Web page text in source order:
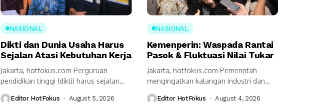
NASIONAL
Dikti dan Dunia Usaha Harus
Sejalan Atasi Kebutuhan Kerja
Jakarta, hotfokus.com Perguruan
pendidikan tinggi (dikti) harus sejalan
Editor HotFokus August 5, 2026
NASIONAL
Kemenperin: Waspada Rantai
Pasok & Fluktuasi Nilai Tukar
Jakarta, hotfokus.com Pemerintah
mengingatkan kalangan industri dan
tetap...
Editor HotFokus August 4, 2026